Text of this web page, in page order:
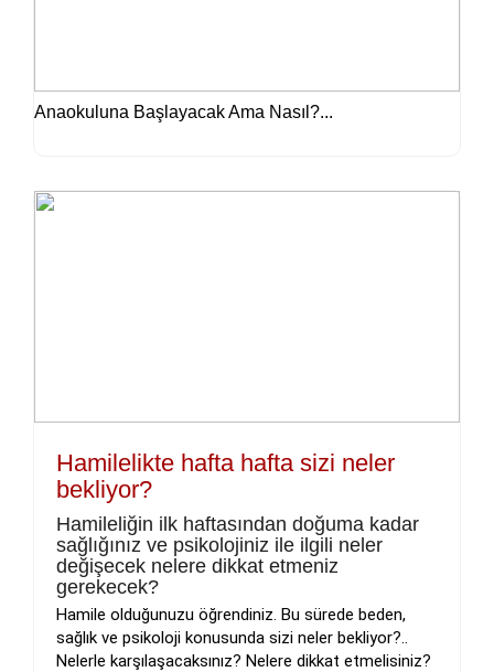
Anaokuluna Başlayacak Ama Nasıl?...
Hamilelikte hafta hafta sizi neler
bekliyor?
Hamileliğin ilk haftasından doğuma kadar
sağlığınız ve psikolojiniz ile ilgili neler
değişecek nelere dikkat etmeniz
gerekecek?
Hamile olduğunuzu öğrendiniz. Bu sürede beden,
sağlık ve psikoloji konusunda sizi neler bekliyor?..
Nelerle karşılaşacaksınız? Nelere dikkat etmelisiniz?